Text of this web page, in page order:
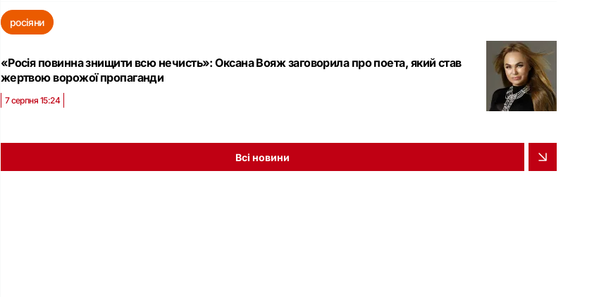
росіяни
«Росія повинна знищити всю нечисть»: Оксана Вояж заговорила про поета, який став
жертвою ворожої пропаганди
7 серпня 15:24
Всі новини